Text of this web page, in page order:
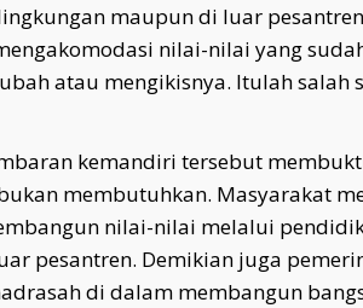
maupun di luar
nilai-nilai yang
atau mengikisnya. Itulah salah
kemandiri tersebut
membutuhkan. Masyarakat
nilai-nilai melalui
pesantren. Demikian juga
di dalam membangun